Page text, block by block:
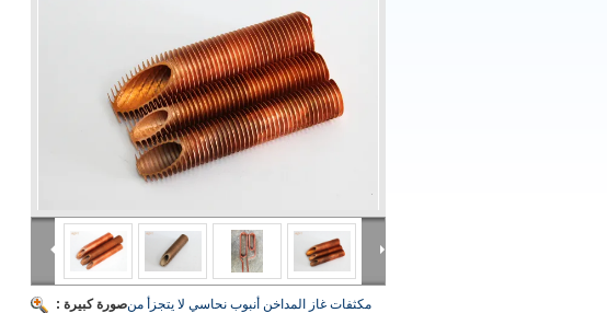
صورة كبيرة :مكثفات غاز المداخن أنبوب نحاسي لا يتجزأ من